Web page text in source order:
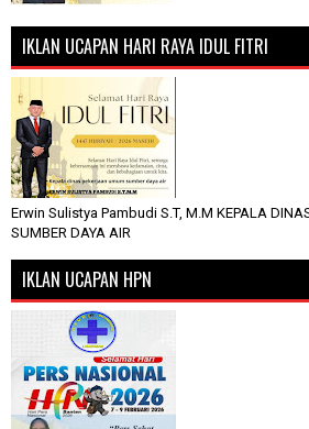
IKLAN UCAPAN HARI RAYA IDUL FITRI
Erwin Sulistya Pambudi S.T, M.M KEPALA
SUMBER DAYA AIR
IKLAN UCAPAN HPN